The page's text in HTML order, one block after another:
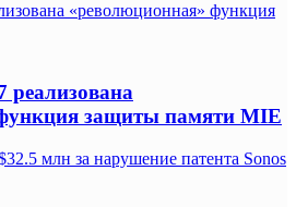
«революционная» функция
реализована
защиты памяти MIE
млн за нарушение патента Sonos